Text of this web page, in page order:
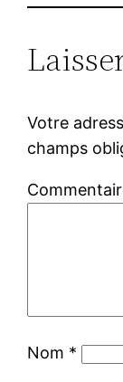
Votre
champs
Nom *